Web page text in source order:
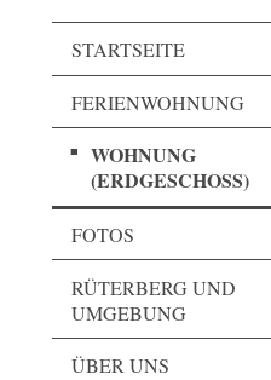
STARTSEITE
FERIENWOHNUNG
WOHNUNG
(ERDGESCHOSS)
FOTOS
RÜTERBERG UND
UMGEBUNG
ÜBER UNS